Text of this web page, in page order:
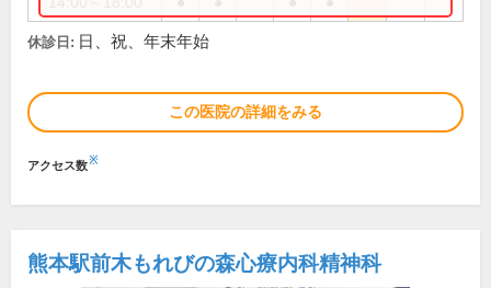
休診日: 日、祝、年末年始
この医院の詳細をみる
アクセス数※
熊本駅前木もれびの森心療内科精神科